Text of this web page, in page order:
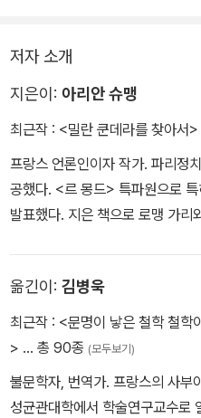
저자 소개
지은이: 아리안 슈맹
최근작 : <밀란 쿤데라를 찾아서>
프랑스 언론인이자 작가. 파리정
공했다. <르 몽드> 특파원으로
발표했다. 지은 책으로 로맹 가리
옮긴이: 김병욱
최근작 : <문명이 낳은 철학 철학
> … 총 90종 (모두보기)
불문학자, 번역가. 프랑스의 사부
성균관대학에서 학술연구교수로